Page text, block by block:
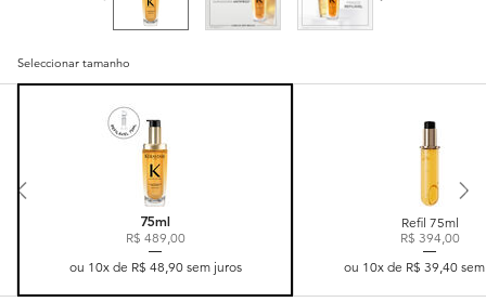
Seleccionar tamanho
Selected
75ml
R$ 489,00
ou 10x de R$ 48,90sem juros
, 2 of 3
Selected
Refil 75ml
R$ 394,00
ou 10x de R$ 39,40sem
, 3 of 3